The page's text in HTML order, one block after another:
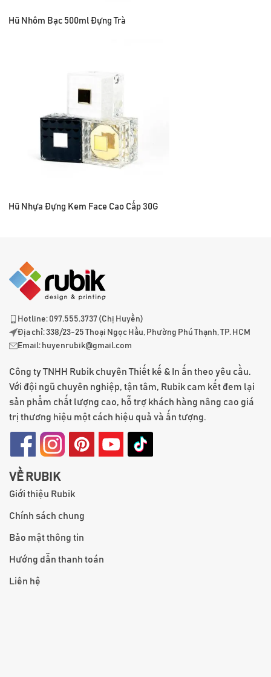
Hũ Nhôm Bạc 500ml Đựng Trà
Hũ Nhựa Đựng Kem Face Cao Cấp 30G
Hotline: 097.555.3737 (Chị Huyền)
Địa chỉ: 338/23-25 Thoại Ngọc Hầu, Phường Phú Thạnh, TP. HCM
Email: huyenrubik@gmail.com
Công ty TNHH Rubik chuyên Thiết kế & In ấn theo yêu cầu.
Với đội ngũ chuyên nghiệp, tận tâm, Rubik cam kết đem lại
sản phẩm chất lượng cao, hỗ trợ khách hàng nâng cao giá
trị thương hiệu một cách hiệu quả và ấn tượng.
VỀ RUBIK
Giới thiệu Rubik
Chính sách chung
Bảo mật thông tin
Hướng dẫn thanh toán
Liên hệ